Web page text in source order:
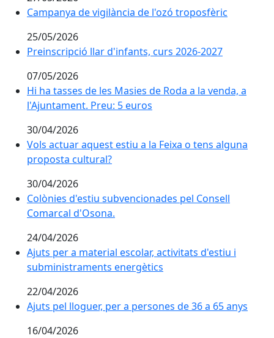
Campanya de vigilància de l'ozó troposfèric
Campanya de vigilància de l'ozó troposfèric
25/05/2026
Preinscripció llar d'infants, curs 2026-2027
Preinscripció llar d'infants, curs 2026-2027
07/05/2026
Hi ha tasses de les Masies de Roda a la venda, a
l'Ajuntament. Preu: 5 euros
Hi ha tasses de les Masies de Roda a la venda, a
l'Ajuntament. Preu: 5 euros
30/04/2026
Vols actuar aquest estiu a la Feixa o tens alguna
proposta cultural?
Vols actuar aquest estiu a la Feixa o tens alguna
proposta cultural?
30/04/2026
Colònies d'estiu subvencionades pel Consell
Comarcal d'Osona.
Colònies d'estiu subvencionades pel Consell
Comarcal d'Osona.
24/04/2026
Ajuts per a material escolar, activitats d'estiu i
subministraments energètics
Ajuts per a material escolar, activitats d'estiu i
subministraments energètics
22/04/2026
Ajuts pel lloguer, per a persones de 36 a 65 anys
Ajuts pel lloguer, per a persones de 36 a 65 anys
16/04/2026